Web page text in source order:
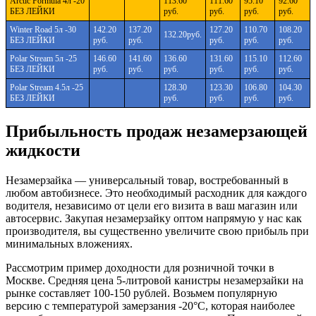
БЕЗ ЛЕЙКИ
руб.
руб.
руб.
руб.
Winter Road 5л -30
БЕЗ ЛЕЙКИ
142.20
руб.
137.20
руб.
132.20руб.
127.20
руб.
110.70
руб.
108.20
руб.
Polar Stream 5л -25
БЕЗ ЛЕЙКИ
146.60
руб.
141.60
руб.
136.60
руб.
131.60
руб.
115.10
руб.
112.60
руб.
Polar Stream 4.5л -25
БЕЗ ЛЕЙКИ
128.30
руб.
123.30
руб.
106.80
руб.
104.30
руб.
Прибыльность продаж незамерзающей
жидкости
Незамерзайка — универсальный товар, востребованный в
любом автобизнесе. Это необходимый расходник для каждого
водителя, независимо от цели его визита в ваш магазин или
автосервис. Закупая незамерзайку оптом напрямую у нас как
производителя, вы существенно увеличите свою прибыль при
минимальных вложениях.
Рассмотрим пример доходности для розничной точки в
Москве. Средняя цена 5-литровой канистры незамерзайки на
рынке составляет 100-150 рублей. Возьмем популярную
версию с температурой замерзания -20°C, которая наиболее